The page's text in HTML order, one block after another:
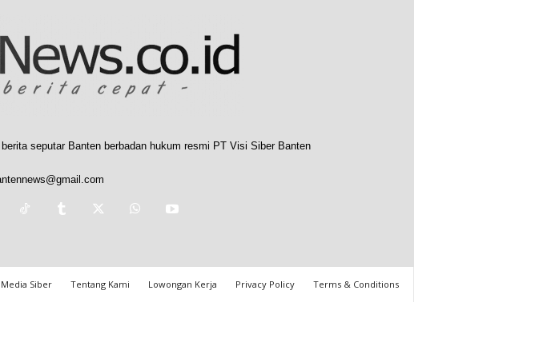
seputar Banten berbadan hukum resmi PT Visi Siber Banten
Siber Tentang Kami Lowongan Kerja Privacy Policy Terms & Conditions